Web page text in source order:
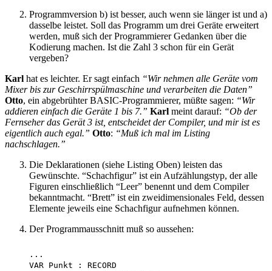
Programmversion b) ist besser, auch wenn sie länger ist und a)
dasselbe leistet. Soll das Programm um drei Geräte erweitert
werden, muß sich der Programmierer Gedanken über die
Kodierung machen. Ist die Zahl 3 schon für ein Gerät
vergeben?
Karl hat es leichter. Er sagt einfach “Wir nehmen alle Geräte vom
Mixer bis zur Geschirrspülmaschine und verarbeiten die Daten”
Otto, ein abgebrühter BASIC-Programmierer, müßte sagen: “Wir
addieren einfach die Geräte 1 bis 7.” Karl meint darauf: “Ob der
Fernseher das Gerät 3 ist, entscheidet der Compiler, und mir ist es
eigentlich auch egal.” Otto: “Muß ich mal im Listing
nachschlagen.”
Die Deklarationen (siehe Listing Oben) leisten das
Gewünschte. “Schachfigur” ist ein Aufzählungstyp, der alle
Figuren einschließlich “Leer” benennt und dem Compiler
bekanntmacht. “Brett” ist ein zweidimensionales Feld, dessen
Elemente jeweils eine Schachfigur aufnehmen können.
Der Programmausschnitt muß so aussehen:
    ...
    VAR Punkt : RECORD